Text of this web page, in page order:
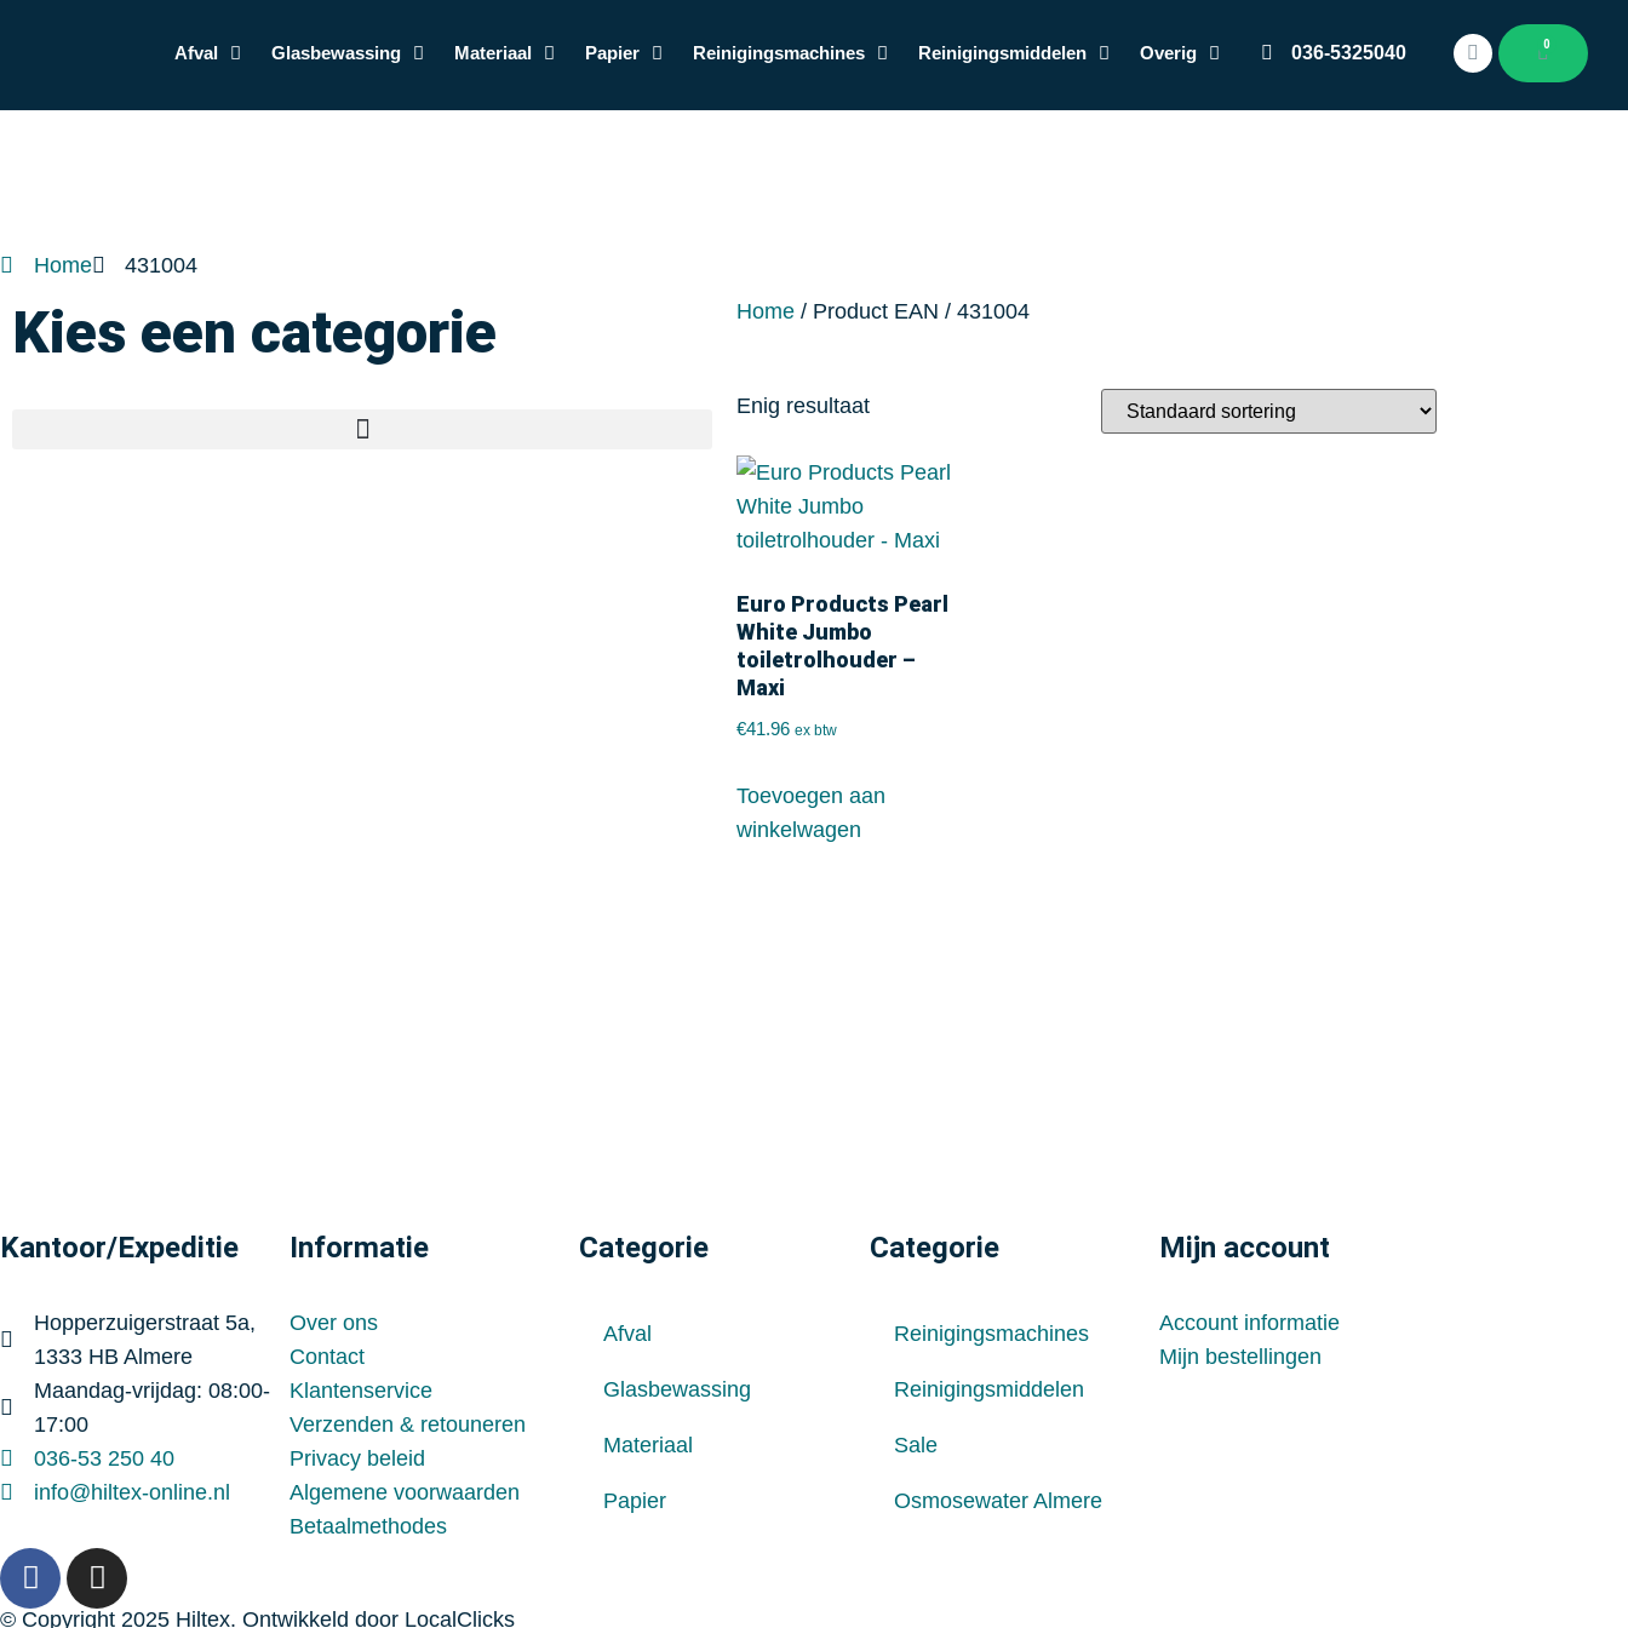
Afval Glasbewassing Materiaal Papier Reinigingsmachines Reinigingsmiddelen Overig 036-5325040 0
Home 431004
Kies een categorie Home / Product EAN / 431004
Enig resultaat
Euro Products Pearl
White Jumbo
toiletrolhouder –
Maxi
€41.96 ex btw
Toevoegen aan
winkelwagen
Kantoor/Expeditie
Hopperzuigerstraat 5a,
1333 HB Almere
Maandag-vrijdag: 08:00-
17:00
036-53 250 40
info@hiltex-online.nl
Informatie
Over ons
Contact
Klantenservice
Verzenden & retouneren
Privacy beleid
Algemene voorwaarden
Betaalmethodes
Categorie
Afval
Glasbewassing
Materiaal
Papier
Categorie
Reinigingsmachines
Reinigingsmiddelen
Sale
Osmosewater Almere
Mijn account
Account informatie
Mijn bestellingen
© Copyright 2025 Hiltex. Ontwikkeld door LocalClicks